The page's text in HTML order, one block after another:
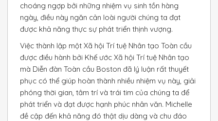
choáng ngợp bởi những nhiệm vụ sinh tồn hàng
ngày, điều này ngăn cản loài người chúng ta đạt
được khả năng thực sự phát triển thịnh vượng.
Việc thành lập một Xã hội Trí tuệ Nhân tạo Toàn cầu
được điều hành bởi Khế ước Xã hội Trí tuệ Nhân tạo
mà Diễn đàn Toàn cầu Boston đã lý luận rất thuyết
phục có thể giúp hoàn thành nhiều nhiệm vụ này, giải
phóng thời gian, tâm trí và trái tim của chúng ta để
phát triển và đạt được hạnh phúc nhân văn. Michelle
đề cập đến khả năng đó thật dịu dàng và chu đáo